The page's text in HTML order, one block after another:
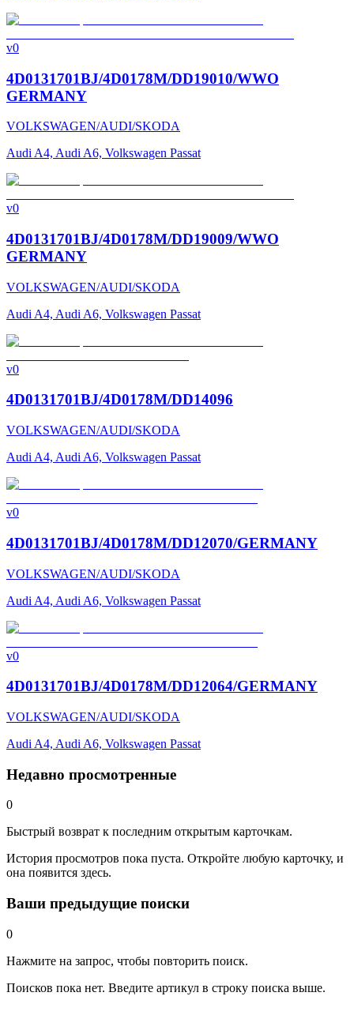
v0
4D0131701BJ/4D0178M/DD19010/WWO
GERMANY
VOLKSWAGEN/AUDI/SKODA
Audi A4, Audi A6, Volkswagen Passat
v0
4D0131701BJ/4D0178M/DD19009/WWO
GERMANY
VOLKSWAGEN/AUDI/SKODA
Audi A4, Audi A6, Volkswagen Passat
v0
4D0131701BJ/4D0178M/DD14096
VOLKSWAGEN/AUDI/SKODA
Audi A4, Audi A6, Volkswagen Passat
v0
4D0131701BJ/4D0178M/DD12070/GERMANY
VOLKSWAGEN/AUDI/SKODA
Audi A4, Audi A6, Volkswagen Passat
v0
4D0131701BJ/4D0178M/DD12064/GERMANY
VOLKSWAGEN/AUDI/SKODA
Audi A4, Audi A6, Volkswagen Passat
Недавно просмотренные
0
Быстрый возврат к последним открытым карточкам.
История просмотров пока пуста. Откройте любую карточку, и
она появится здесь.
Ваши предыдущие поиски
0
Нажмите на запрос, чтобы повторить поиск.
Поисков пока нет. Введите артикул в строку поиска выше.